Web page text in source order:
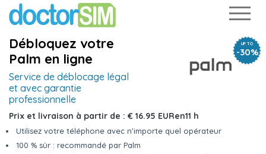
UP TO
-30%
Débloquez votre
Palm en ligne
Service de déblocage légal
et avec garantie
professionnelle
Prix et livraison à partir de : € 16.95 EURen11 h
Utilisez votre téléphone avec n'importe quel opérateur
100 % sûr : recommandé par Palm